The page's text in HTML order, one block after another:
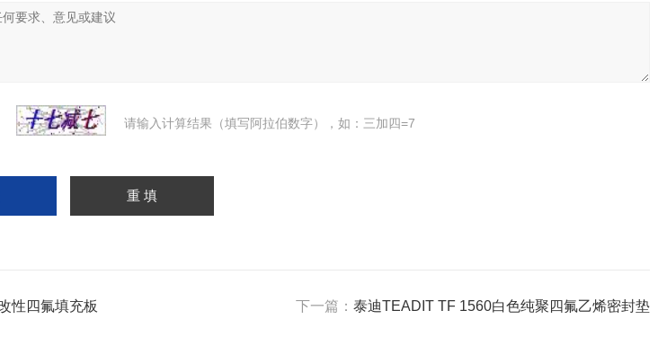
请输入计算结果（填写阿拉伯数字），如：三加四=7
性四氟填充板 下一篇： 泰迪TEADIT TF 1560白色纯聚四氟乙烯密封垫